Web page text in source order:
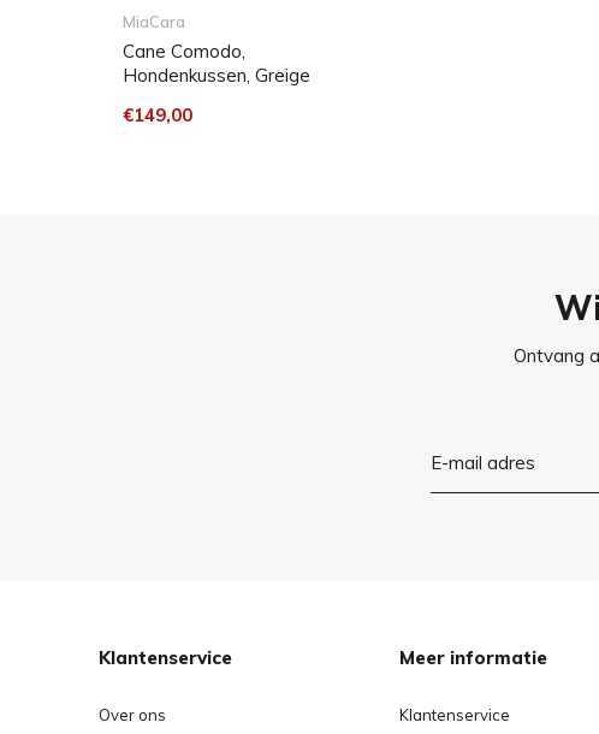
Medium: 100 x 75 x 12 cm (L x B x H)
eigenschappen van dit materiaal op lange termijn te
MiaCara
Cane Comodo,
Hondenkussen, Greige
€149,00
Ontvang
Klantenservice
Over ons
Meer informatie
Klantenservice